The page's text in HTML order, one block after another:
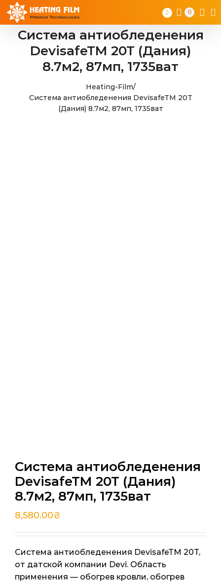
Skip
content
0
Система антиобледенения
DevisafeTM 20T (Дания)
8.7м2, 87мп, 1735ват
Heating-Film/
Система антиобледенения DevisafeTM 20T
(Дания) 8.7м2, 87мп, 1735ват
Система антиобледенения
DevisafeTM 20T (Дания)
8.7м2, 87мп, 1735ват
8,580.00₴
Система антиобледенения DevisafeTM 20T,
от датской компании Devi. Область
применения — обогрев кровли, обогрев